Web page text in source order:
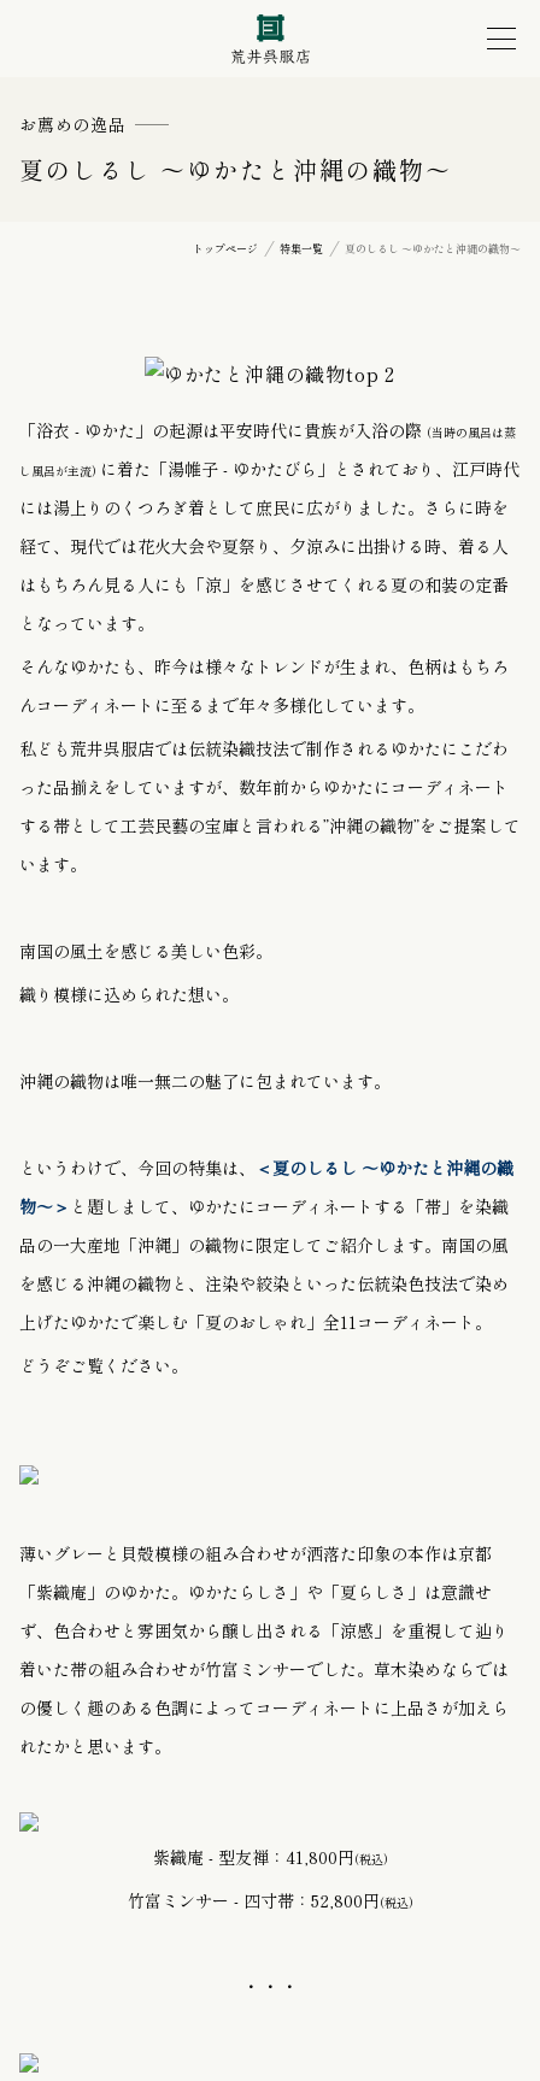
お薦めの逸品
夏のしるし 〜ゆかたと沖縄の織物〜
トップページ 特集一覧 夏のしるし 〜ゆかたと沖縄の織物〜
「浴衣 - ゆかた」の起源は平安時代に貴族が入浴の際 (当時の風呂は蒸
し風呂が主流) に着た「湯帷子 - ゆかたびら」とされており、江戸時代
には湯上りのくつろぎ着として庶民に広がりました。さらに時を
経て、現代では花火大会や夏祭り 、夕涼みに出掛ける時、着る人
はもちろん見る人にも「涼」を感じさせてくれる 夏の和装の定番
となっています。
そんなゆかたも、昨今は様々なトレンドが生まれ、色柄はもちろ
んコーディネートに至るまで年々多様化しています。
私ども荒井呉服店では伝統染織技法で制作されるゆかたにこだわ
った品揃えをしていますが、数年前からゆかたにコーディネート
する帯として工芸民藝の宝庫と言われる”沖縄の織物”をご提案して
います。
南国の風土を感じる美しい色彩。
織り模様に込められた想い。
沖縄の織物は唯一無二の魅了に包まれています。
というわけで、今回の特集は、
＜夏のしるし 〜ゆかたと沖縄の織
物〜＞ と題しまして、ゆかたに コーディネートする「帯」を染織
品の一大産地「沖縄」の織物に限定してご紹介します。南国の風
を感じる沖縄の織物と、注染や絞染といった伝統染色技法で染め
上げたゆかたで楽しむ「夏のおしゃれ」全11コーディネート。
どうぞご覧ください。
薄いグレーと貝殻模様の組み合わせが洒落た印象の本作は京都
「紫織庵」のゆかた。ゆかたらしさ」や「夏らしさ」は意識せ
ず、色合わせと雰囲気から醸し出される「涼感」を重視して辿り
着いた帯の組み合わせが竹富ミンサーでした。草木染めならでは
の優しく趣のある色調によってコーディネートに上品さが加えら
れたかと思います。
紫織庵 - 型友禅：41,800円(税込)
竹富ミンサー - 四寸帯：52,800円(税込)
・・・